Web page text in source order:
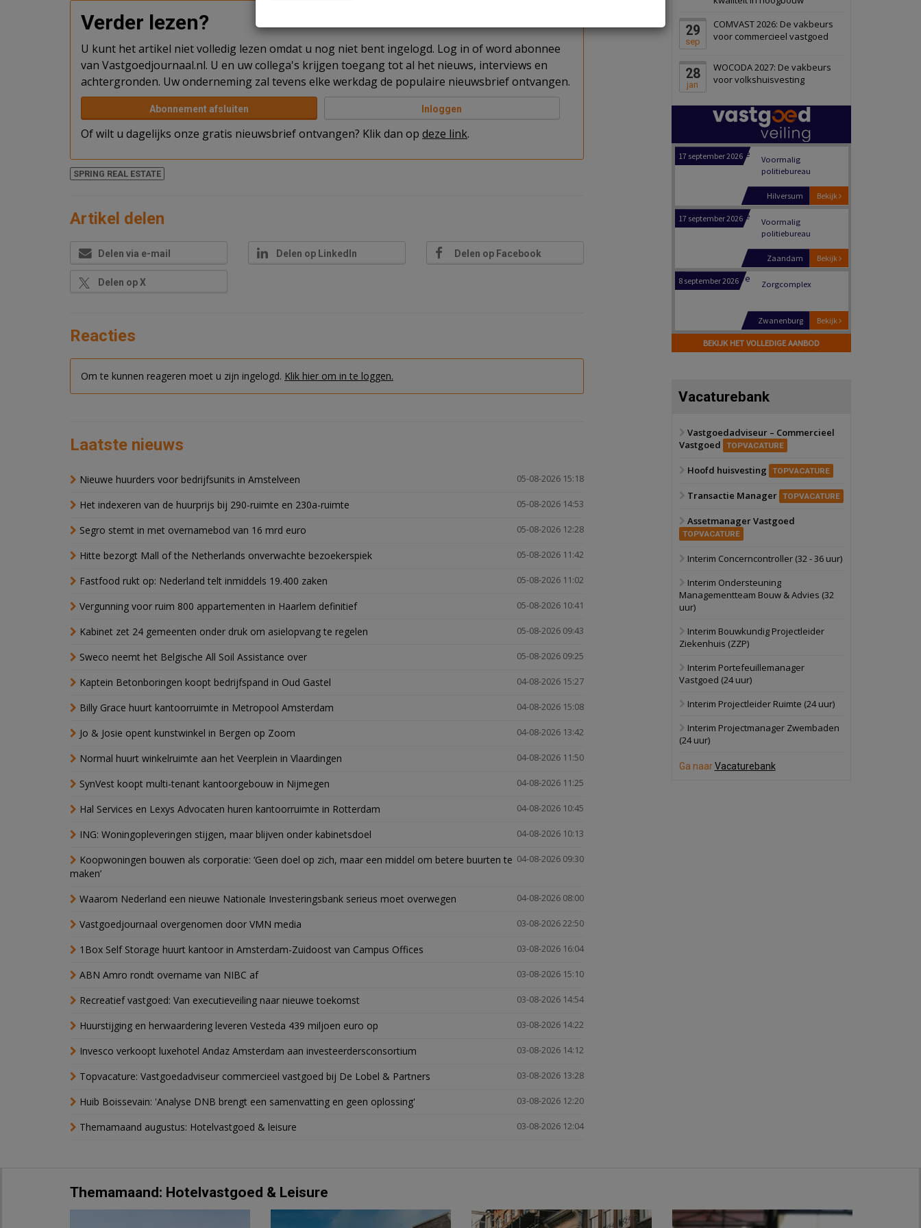
Verder lezen?
U kunt het artikel niet volledig lezen omdat u nog niet bent ingelogd. Log in of word abonnee
van Vastgoedjournaal.nl. U en uw collega's krijgen toegang tot al het nieuws, interviews en
achtergronden. Uw onderneming zal tevens elke werkdag de populaire nieuwsbrief ontvangen.
Abonnement afsluiten Inloggen
Of wilt u dagelijks onze gratis nieuwsbrief ontvangen? Klik dan op deze link.
SPRING REAL ESTATE
Artikel delen
Delen via e-mail Delen op LinkedIn Delen op Facebook
Delen op X
Reacties
Om te kunnen reageren moet u zijn ingelogd. Klik hier om in te loggen.
Laatste nieuws
05-08-2026 15:18
Nieuwe huurders voor bedrijfsunits in Amstelveen
05-08-2026 14:53
Het indexeren van de huurprijs bij 290-ruimte en 230a-ruimte
05-08-2026 12:28
Segro stemt in met overnamebod van 16 mrd euro
05-08-2026 11:42
Hitte bezorgt Mall of the Netherlands onverwachte bezoekerspiek
05-08-2026 11:02
Fastfood rukt op: Nederland telt inmiddels 19.400 zaken
05-08-2026 10:41
Vergunning voor ruim 800 appartementen in Haarlem definitief
05-08-2026 09:43
Kabinet zet 24 gemeenten onder druk om asielopvang te regelen
05-08-2026 09:25
Sweco neemt het Belgische All Soil Assistance over
04-08-2026 15:27
Kaptein Betonboringen koopt bedrijfspand in Oud Gastel
04-08-2026 15:08
Billy Grace huurt kantoorruimte in Metropool Amsterdam
04-08-2026 13:42
Jo & Josie opent kunstwinkel in Bergen op Zoom
04-08-2026 11:50
Normal huurt winkelruimte aan het Veerplein in Vlaardingen
04-08-2026 11:25
SynVest koopt multi-tenant kantoorgebouw in Nijmegen
04-08-2026 10:45
Hal Services en Lexys Advocaten huren kantoorruimte in Rotterdam
04-08-2026 10:13
ING: Woningopleveringen stijgen, maar blijven onder kabinetsdoel
04-08-2026 09:30
Koopwoningen bouwen als corporatie: ‘Geen doel op zich, maar een middel om betere buurten te
maken’
04-08-2026 08:00
Waarom Nederland een nieuwe Nationale Investeringsbank serieus moet overwegen
03-08-2026 22:50
Vastgoedjournaal overgenomen door VMN media
03-08-2026 16:04
1Box Self Storage huurt kantoor in Amsterdam-Zuidoost van Campus Offices
03-08-2026 15:10
ABN Amro rondt overname van NIBC af
03-08-2026 14:54
Recreatief vastgoed: Van executieveiling naar nieuwe toekomst
03-08-2026 14:22
Huurstijging en herwaardering leveren Vesteda 439 miljoen euro op
03-08-2026 14:12
Invesco verkoopt luxehotel Andaz Amsterdam aan investeerdersconsortium
03-08-2026 13:28
Topvacature: Vastgoedadviseur commercieel vastgoed bij De Lobel & Partners
03-08-2026 12:20
Huib Boissevain: 'Analyse DNB brengt een samenvatting en geen oplossing'
03-08-2026 12:04
Themamaand augustus: Hotelvastgoed & leisure
29
sep
COMVAST 2026: De vakbeurs
voor commercieel vastgoed
28
jan
WOCODA 2027: De vakbeurs
voor volkshuisvesting
Panheel
17 september 2026
Voormalig
Bekijk
Dordrecht
17 september 2026
politiebureau
Hilversum
17 september 2026
Voormalig
politiebureau
Bekijk
Zaandam
8 september 2026 Zorgcomplex
Bekijk
Zwanenburg
6 oktober 2026 Transformatieobject
Bekijk
Schiedam
22 september 2026 Attractiepark
Schuinesloot
27 augustus 2026 Binnenvaartschip
17 september 2026
17 september 2026
Voormalig
Bekijk
Hilversum
politiebureau
BEKIJK HET VOLLEDIGE AANBOD
Vacaturebank
Vastgoedadviseur – Commercieel
Vastgoed
TOPVACATURE
Hoofd huisvesting TOPVACATURE
Transactie Manager TOPVACATURE
Assetmanager Vastgoed
TOPVACATURE
Interim Concerncontroller (32 - 36 uur)
Interim Ondersteuning
Managementteam Bouw & Advies (32
uur)
Interim Bouwkundig Projectleider
Ziekenhuis (ZZP)
Interim Portefeuillemanager
Vastgoed (24 uur)
Interim Projectleider Ruimte (24 uur)
Interim Projectmanager Zwembaden
(24 uur)
Ga naarVacaturebank
Themamaand: Hotelvastgoed & Leisure